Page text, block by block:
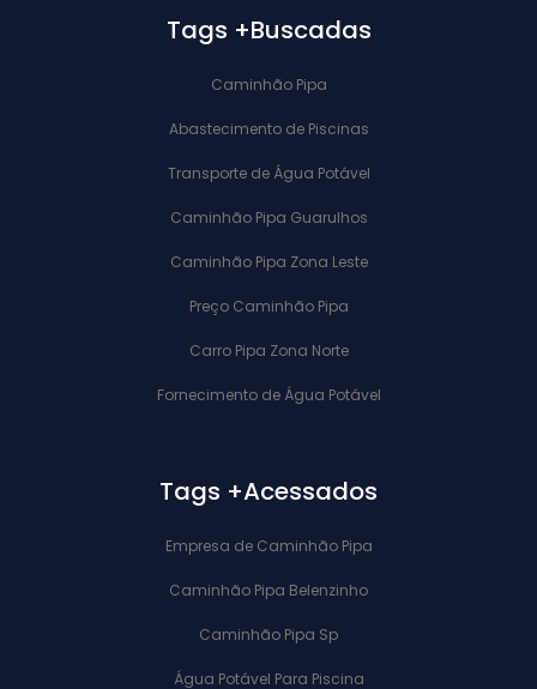
Tags +Buscadas
Caminhão Pipa
Abastecimento de Piscinas
Transporte de Água Potável
Caminhão Pipa Guarulhos
Caminhão Pipa Zona Leste
Preço Caminhão Pipa
Carro Pipa Zona Norte
Fornecimento de Água Potável
Tags +Acessados
Empresa de Caminhão Pipa
Caminhão Pipa Belenzinho
Caminhão Pipa Sp
Água Potável Para Piscina